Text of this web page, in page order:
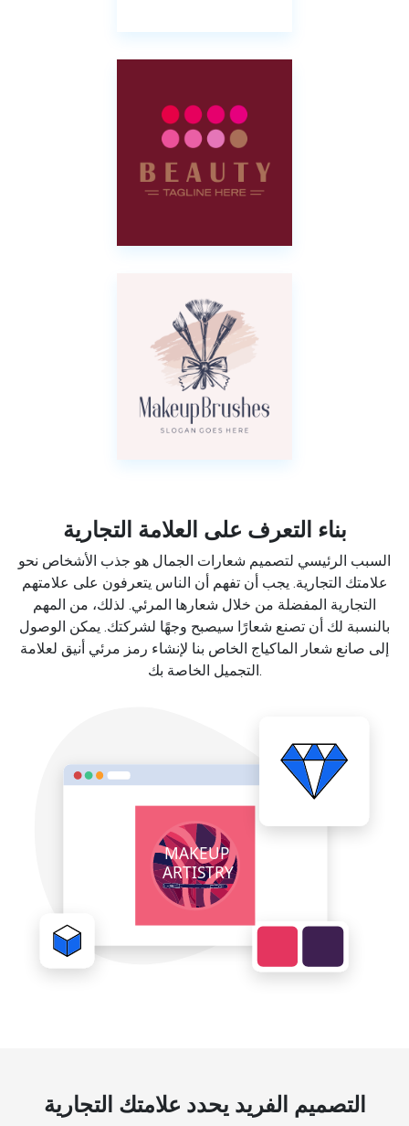
بناء التعرف على العلامة التجارية
السبب الرئيسي لتصميم شعارات الجمال هو جذب الأشخاص نحو
علامتك التجارية. يجب أن تفهم أن الناس يتعرفون على علامتهم
التجارية المفضلة من خلال شعارها المرئي. لذلك، من المهم
بالنسبة لك أن تصنع شعارًا سيصبح وجهًا لشركتك. يمكن الوصول
إلى صانع شعار الماكياج الخاص بنا لإنشاء رمز مرئي أنيق لعلامة
التجميل الخاصة بك.
التصميم الفريد يحدد علامتك التجارية